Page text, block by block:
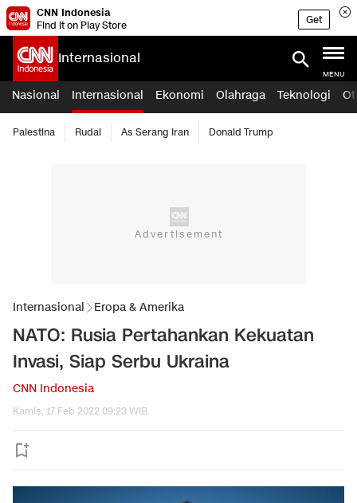
CNN Indonesia
Find it on Play Store
Get
Internasional
MENU
Nasional Internasional Ekonomi Olahraga Teknologi
Palestina Rudal As Serang Iran Donald Trump
Internasional Eropa & Amerika
NATO: Rusia Pertahankan Kekuatan
Invasi, Siap Serbu Ukraina
CNN Indonesia
Kamis, 17 Feb 2022 09:23 WIB